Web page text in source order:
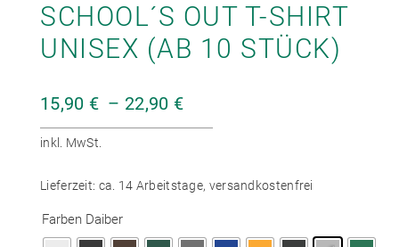
SCHOOL´S OUT T-SHIRT
UNISEX (AB 10 STÜCK)
15,90 € – 22,90 €
inkl. MwSt.
Lieferzeit: ca. 14 Arbeitstage, versandkostenfrei
Farben Daiber